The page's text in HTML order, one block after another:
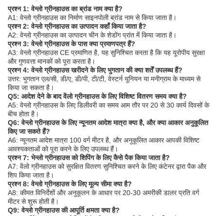
प्रश्न 1: वेन्लो ग्रीनहाउस का ब्रांड नाम क्या है?
A1: वेन्लो ग्रीनहाउस का निर्माण साइनपोली ब्रांड नाम से किया जाता है।
प्रश्न 2: वेन्लो ग्रीनहाउस का उत्पादन कहाँ किया जाता है?
A2: वेन्लो ग्रीनहाउस का उत्पादन चीन के शेडोंग प्रांत में किया जाता है।
प्रश्न 3: वेन्लो ग्रीनहाउस के पास क्या प्रमाणपत्र हैं?
A3: वेन्लो ग्रीनहाउस CE प्रमाणित है, यह सुनिश्चित करता है कि यह यूरोपीय सुरक्षा
और गुणवत्ता मानकों को पूरा करता है।
प्रश्न 4: वेन्लो ग्रीनहाउस खरीदने के लिए भुगतान की क्या शर्तें उपलब्ध हैं?
उत्तर: भुगतान एल/सी, डी/ए, डी/पी, टी/टी, वेस्टर्न यूनियन या मनीग्राम के माध्यम से
किया जा सकता है।
Q5: आदेश देने के बाद वेंलो ग्रीनहाउस के लिए विशिष्ट वितरण समय क्या है?
A5: वेन्लो ग्रीनहाउस के लिए डिलीवरी का समय आम तौर पर 20 से 30 कार्य दिवसों के
बीच होता है।
Q6: वेन्लो ग्रीनहाउस के लिए न्यूनतम आदेश मात्रा क्या है, और क्या आकार अनुकूलित
किए जा सकते हैं?
A6: न्यूनतम आदेश मात्रा 100 वर्ग मीटर है, और अनुकूलित आकार आपकी विशिष्ट
आवश्यकताओं को पूरा करने के लिए उपलब्ध हैं।
प्रश्न 7: भेन्लो ग्रीनहाउस को शिपिंग के लिए कैसे पैक किया जाता है?
A7: वेंलो ग्रीनहाउस को सुरक्षित वितरण सुनिश्चित करने के लिए कंटेनर द्वारा पैक और
शिप किया जाता है।
प्रश्न 8: वेन्लो ग्रीनहाउस के लिए मूल्य सीमा क्या है?
A8: कीमत विनिर्देशों और अनुकूलन के आधार पर 20-30 अमरीकी डालर प्रति वर्ग
मीटर से शुरू होती है।
Q9: वेन्लो ग्रीनहाउस की आपूर्ति क्षमता क्या है?